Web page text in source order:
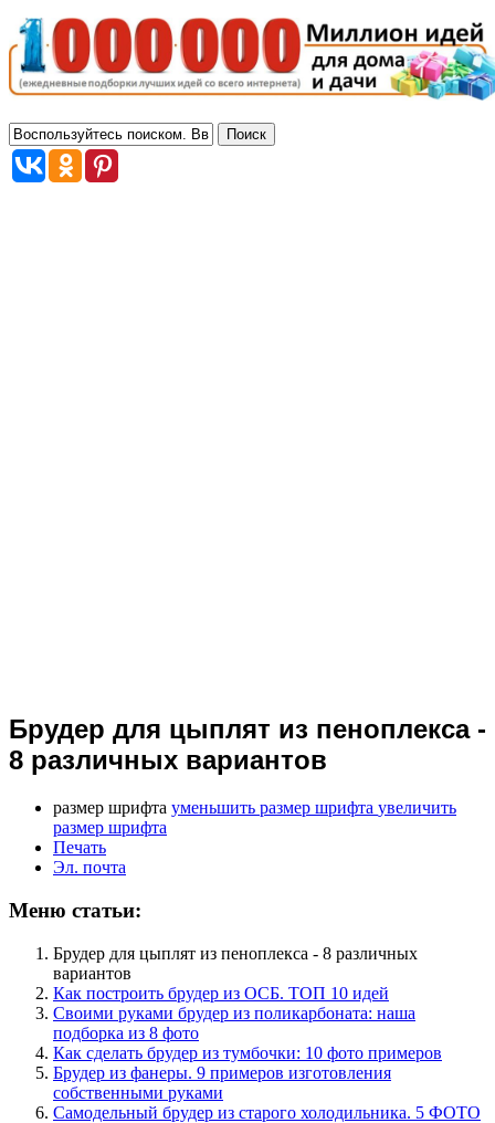
Брудер для цыплят из пеноплекса -
8 различных вариантов
размер шрифта уменьшить размер шрифта увеличить
размер шрифта
Печать
Эл. почта
Меню статьи:
Брудер для цыплят из пеноплекса - 8 различных
вариантов
Как построить брудер из ОСБ. ТОП 10 идей
Своими руками брудер из поликарбоната: наша
подборка из 8 фото
Как сделать брудер из тумбочки: 10 фото примеров
Брудер из фанеры. 9 примеров изготовления
собственными руками
Самодельный брудер из старого холодильника. 5 ФОТО